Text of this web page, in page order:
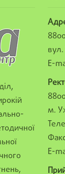
вул.
E-
м.
E-